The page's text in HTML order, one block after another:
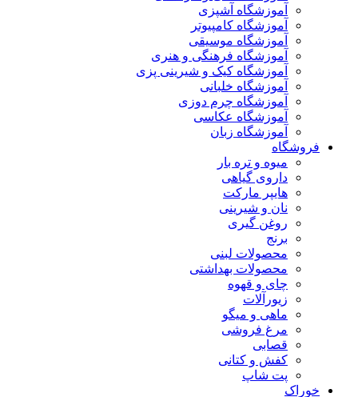
آموزشگاه آشپزی
آموزشگاه کامپیوتر
آموزشگاه موسیقی
آموزشگاه فرهنگی و هنری
آموزشگاه کیک و شیرینی پزی
آموزشگاه خلبانی
آموزشگاه چرم دوزی
آموزشگاه عکاسی
آموزشگاه زبان
فروشگاه
میوه و تره بار
داروی گیاهی
هایپر مارکت
نان و شیرینی
روغن گیری
برنج
محصولات لبنی
محصولات بهداشتی
چای و قهوه
زیورآلات
ماهی و میگو
مرغ فروشی
قصابی
کفش و کتانی
پت شاپ
خوراک